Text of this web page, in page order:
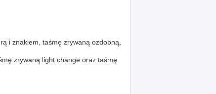
i znakiem, taśmę zrywaną ozdobną,
zrywaną light change oraz taśmę